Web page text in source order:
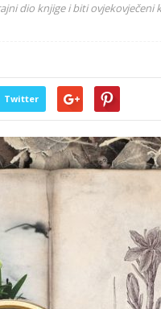
dio knjige i biti ovjekovječeni
Twitter